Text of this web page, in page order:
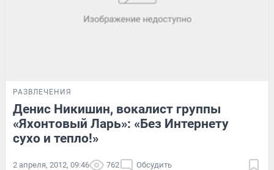
РАЗВЛЕЧЕНИЯ
Денис Никишин, вокалист группы
«Яхонтовый Ларь»: «Без Интернету
сухо и тепло!»
2 апреля, 2012, 09:46 762 Обсудить